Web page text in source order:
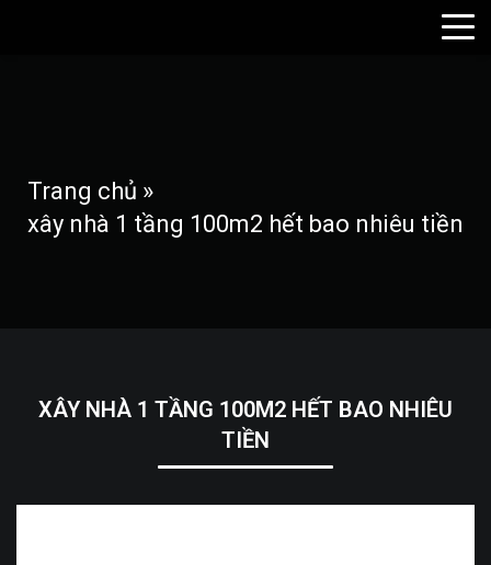
Trang chủ »
xây nhà 1 tầng 100m2 hết bao nhiêu tiền
XÂY NHÀ 1 TẦNG 100M2 HẾT BAO NHIÊU
TIỀN